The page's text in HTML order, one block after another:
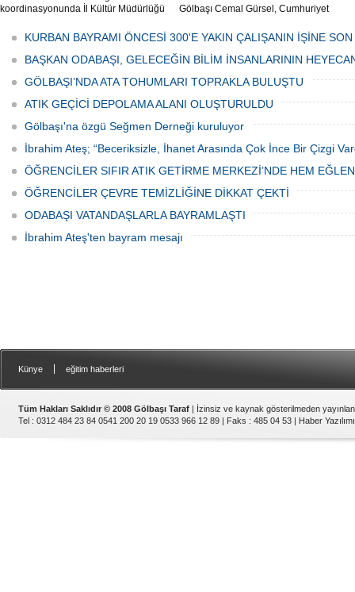
koordinasyonunda İl Kültür Müdürlüğü
Haftası" etkinlikleri Ankara'da devam
ediyor.
Gölbaşı Cemal Gürsel, Cumhuriyet
bulunan esnaf ve alışverişe gelen
vatandaşlar park cezaları yüzünden
canından bezdi.
KURBAN BAYRAMI ÖNCESİ 300'E YAKIN ÇALIŞANIN İŞİNE
BAŞKAN ODABAŞI, GELECEĞİN BİLİM İNSANLARININ
GÖLBAŞI’NDA ATA TOHUMLARI TOPRAKLA BULUŞTU
ATIK GEÇİCİ DEPOLAMA ALANI OLUŞTURULDU
Gölbaşı'na özgü Seğmen Derneği kuruluyor
İbrahim Ateş; “Beceriksizle, İhanet Arasında Çok İnce Bir Çizgi
ÖĞRENCİLER SIFIR ATIK GETİRME MERKEZİ’NDE HEM
ÖĞRENCİLER ÇEVRE TEMİZLİĞİNE DİKKAT ÇEKTİ
ODABAŞI VATANDAŞLARLA BAYRAMLAŞTI
İbrahim Ateş'ten bayram mesajı
Künye eğitim haberleri
Tüm Hakları Saklıdır © 2008 Gölbaşı Taraf | İzinsiz ve kaynak gösterilmeden
Tel : 0312 484 23 84 0541 200 20 19 0533 966 12 89 | Faks : 485 04 53 | Haber Yazılımı